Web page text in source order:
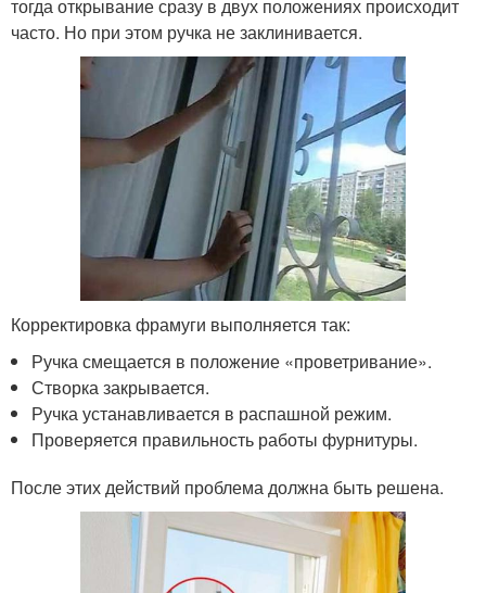
тогда открывание сразу в двух положениях происходит
часто. Но при этом ручка не заклинивается.
Корректировка фрамуги выполняется так:
Ручка смещается в положение «проветривание».
Створка закрывается.
Ручка устанавливается в распашной режим.
Проверяется правильность работы фурнитуры.
После этих действий проблема должна быть решена.